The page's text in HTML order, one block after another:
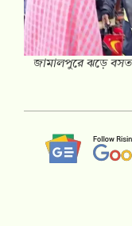
জামালপুরে ঝড়ে